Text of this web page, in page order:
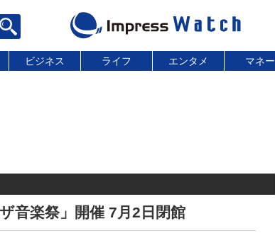
ビジネス ライフ エンタメ マネー
音楽祭」開催 7月2日閉館